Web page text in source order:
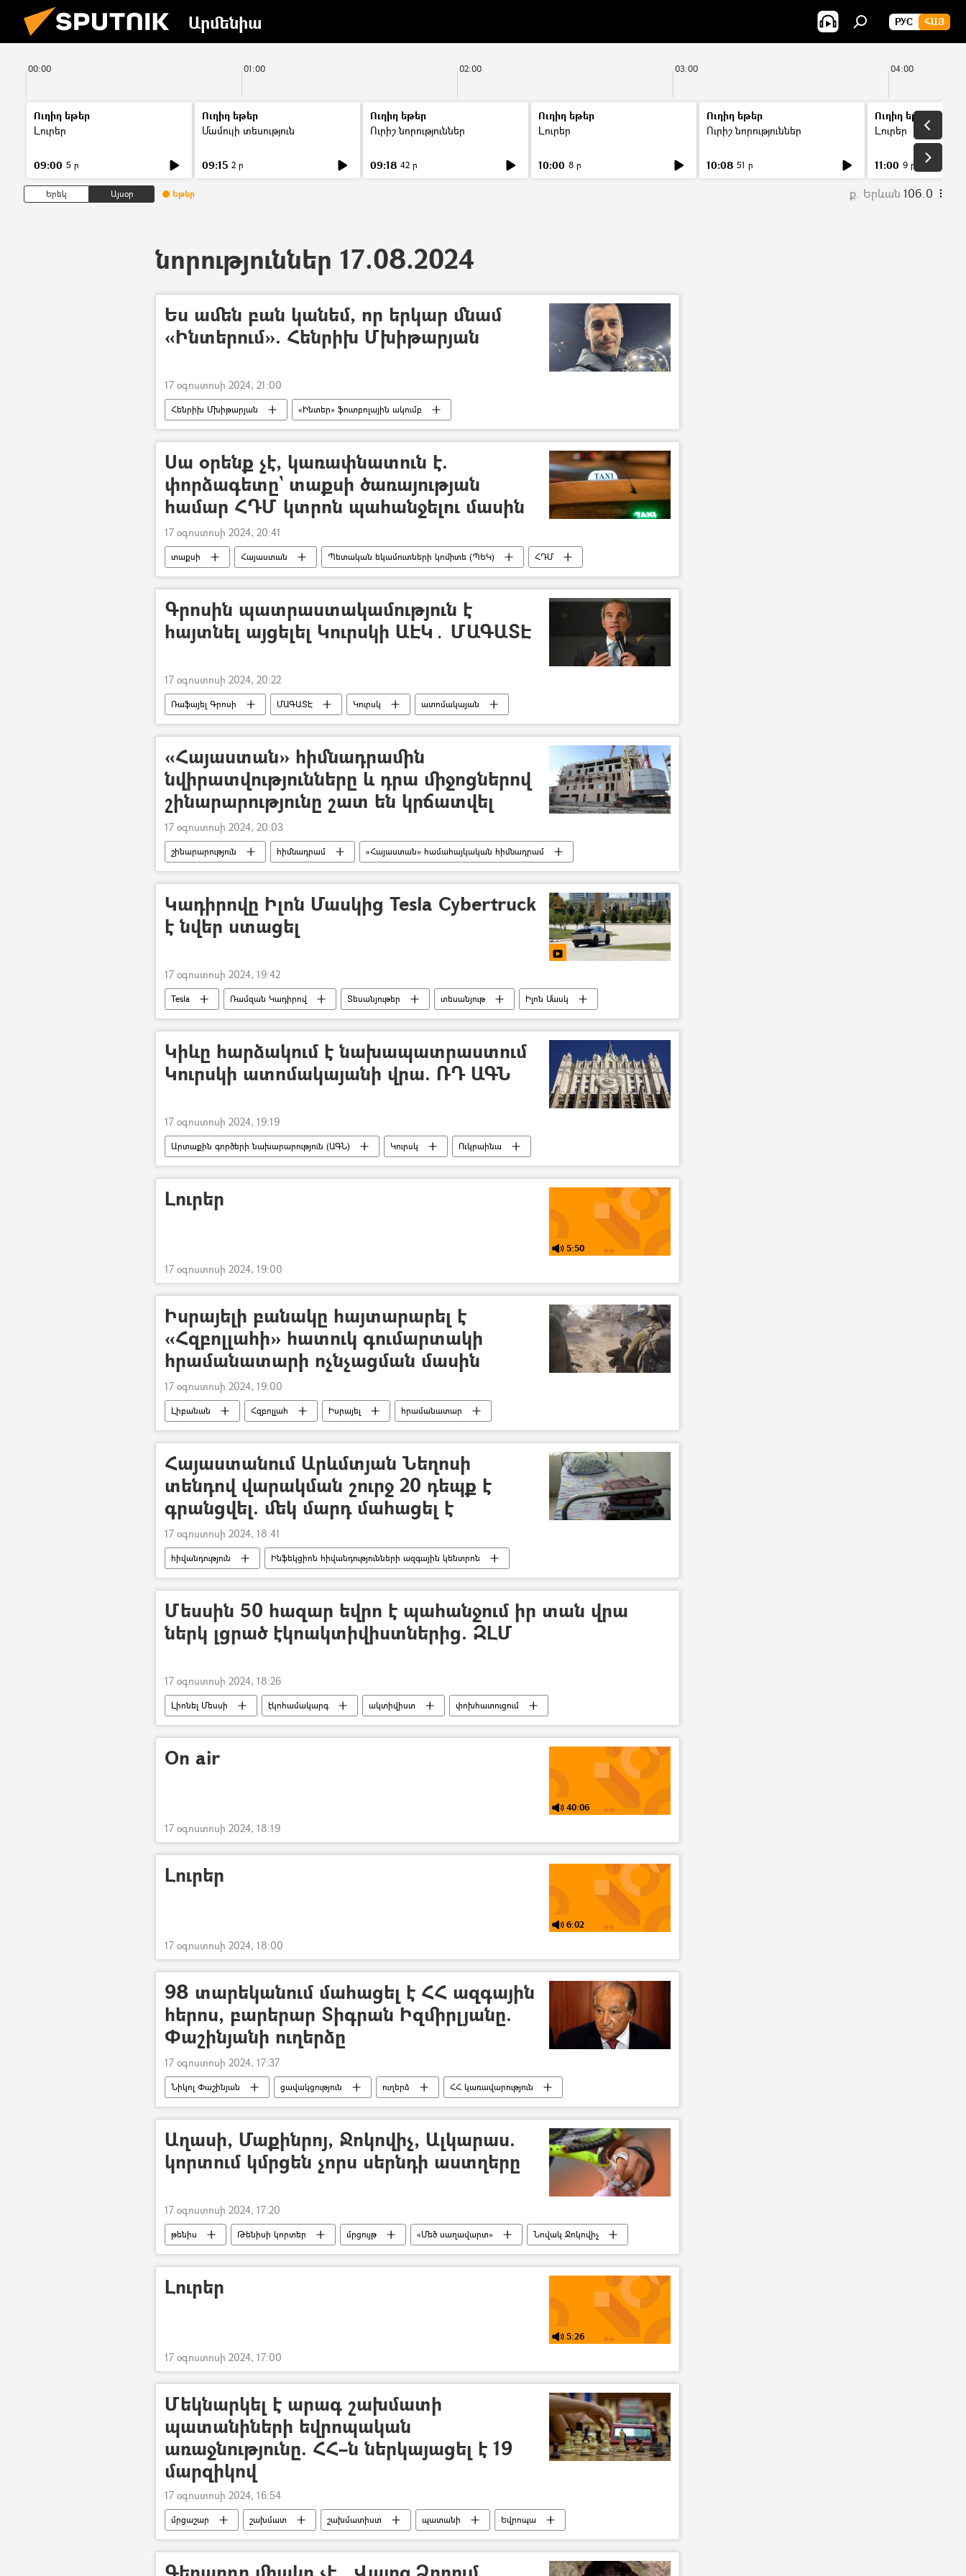
Արմենիա РУС ՀԱՅ
00:00 01:00 02:00 03:00 04:00
Ուղիղ եթեր
Լուրեր
09:00 5 ր
Ուղիղ եթեր
Մամուլի տեսություն
09:15 2 ր
Ուղիղ եթեր
Ուրիշ նորություններ
09:18 42 ր
Ուղիղ եթեր
Լուրեր
10:00 8 ր
Ուղիղ եթեր
Ուրիշ նորություններ
10:08 51 ր
Ուղիղ եթեր
Լուրեր
11:00 9 ր
Երեկ Այսօր Եթեր ք. Երևան 106.0
նորություններ 17.08.2024
Ես ամեն բան կանեմ, որ երկար մնամ
«Ինտերում». Հենրիխ Մխիթարյան
17 օգոստոսի 2024, 21:00
Հենրիխ Մխիթարյան «Ինտեր» ֆուտբոլային ակումբ
Սա օրենք չէ, կառափնատուն է.
փորձագետը` տաքսի ծառայության
համար ՀԴՄ կտրոն պահանջելու մասին
17 օգոստոսի 2024, 20:41
տաքսի Հայաստան Պետական եկամուտների կոմիտե (ՊԵԿ)
ՀԴՄ
կտրոն
Օրենք Վահագն Սահակյան
Գրոսին պատրաստակամություն է
հայտնել այցելել Կուրսկի ԱԷԿ․ ՄԱԳԱՏԷ
17 օգոստոսի 2024, 20:22
Ռաֆայել Գրոսի ՄԱԳԱՏԷ Կուրսկ
ատոմակայան
ռազմական հատուկ գործողություն
Ուկրաինա
Ռուսաստան
Դոնբասի պաշտպանություն. ՌԴ–ի ռազմական հատուկ գործողությունը Ուկրաինայում
«Հայաստան» հիմնադրամին
նվիրատվությունները և դրա միջոցներով
շինարարությունը շատ են կրճատվել
17 օգոստոսի 2024, 20:03
շինարարություն հիմնադրամ «Հայաստան» համահայկական հիմնադրամ
Կադիրովը Իլոն Մասկից Tesla Cybertruck
է նվեր ստացել
17 օգոստոսի 2024, 19:42
Tesla Ռամզան Կադիրով Տեսանյութեր տեսանյութ
Իլոն Մասկ
ռազմական հատուկ գործողություն
Կիևը հարձակում է նախապատրաստում
Կուրսկի ատոմակայանի վրա. ՌԴ ԱԳՆ
17 օգոստոսի 2024, 19:19
Արտաքին գործերի նախարարություն (ԱԳՆ) Կուրսկ
Ուկրաինա
ռազմական հատուկ գործողություն
ՄԱԳԱՏԷ
Ռաֆայել Գրոսի
Դոնբասի պաշտպանություն. ՌԴ–ի ռազմական հատուկ գործողությունը Ուկրաինայում
Լուրեր
5:50
17 օգոստոսի 2024, 19:00
Իսրայելի բանակը հայտարարել է
«Հզբոլլահի» հատուկ գումարտակի
հրամանատարի ոչնչացման մասին
17 օգոստոսի 2024, 19:00
Լիբանան Հզբոլլահ Իսրայել
հրամանատար
Արտաքին գործերի նախարարություն (ԱԳՆ)
գնդակոծություն
Հայաստանում Արևմտյան Նեղոսի
տենդով վարակման շուրջ 20 դեպք է
գրանցվել. մեկ մարդ մահացել է
17 օգոստոսի 2024, 18:41
հիվանդություն
Ինֆեկցիոն հիվանդությունների ազգային կենտրոն
Արևմտյան Նեղոսի տենդ
վարակ վարակաբան վիրուս
Մեսսին 50 հազար եվրո է պահանջում իր տան վրա
ներկ լցրած էկոակտիվիստներից. ԶԼՄ
17 օգոստոսի 2024, 18:26
Լիոնել Մեսսի էկոհամակարգ ակտիվիստ փոխհատուցում
On air
40:06
17 օգոստոսի 2024, 18:19
Լուրեր
6:02
17 օգոստոսի 2024, 18:00
98 տարեկանում մահացել է ՀՀ ազգային
հերոս, բարերար Տիգրան Իզմիրլյանը.
Փաշինյանի ուղերձը
17 օգոստոսի 2024, 17:37
Նիկոլ Փաշինյան ցավակցություն ուղերձ
ՀՀ կառավարություն
Տիգրան Իզմիրլյան
«Իզմիրլյան» ԲԿ
Աղասի, Մաքինրոյ, Ջոկովիչ, Ալկարաս.
կորտում կմրցեն չորս սերնդի աստղերը
17 օգոստոսի 2024, 17:20
թենիս Թենիսի կորտեր մրցույթ «Մեծ սաղավարտ» Նովակ Ջոկովիչ
Լուրեր
5:26
17 օգոստոսի 2024, 17:00
Մեկնարկել է արագ շախմատի
պատանիների եվրոպական
առաջնությունը. ՀՀ–ն ներկայացել է 19
մարզիկով
17 օգոստոսի 2024, 16:54
մրցաշար շախմատ շախմատիստ պատանի Եվրոպա